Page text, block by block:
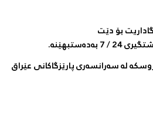
بۆ دێت
لە سەرانسەری پارێزگاکانی عێراق